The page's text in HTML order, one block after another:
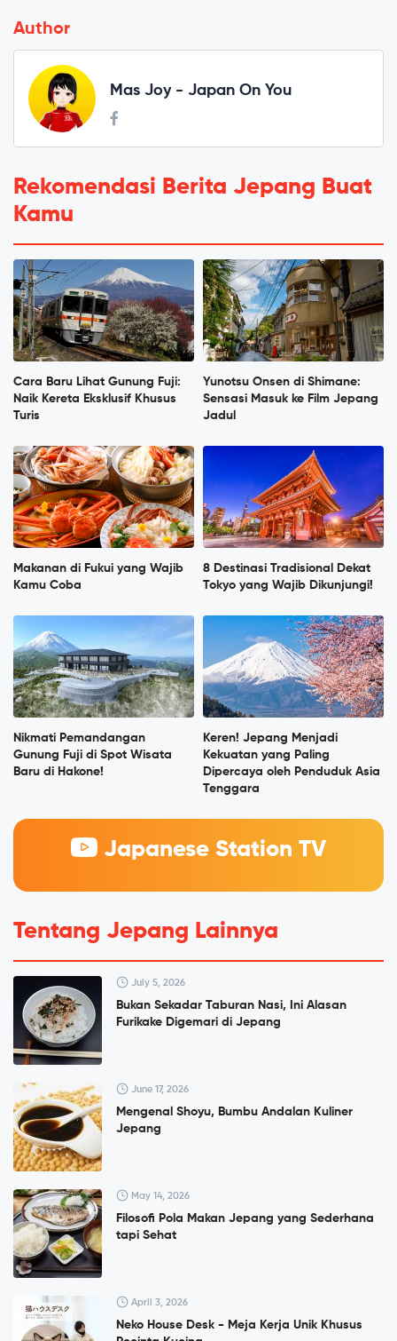
Author
Mas Joy - Japan On You
Rekomendasi Berita Jepang Buat
Kamu
Cara Baru Lihat Gunung Fuji:
Naik Kereta Eksklusif Khusus
Turis
Yunotsu Onsen di Shimane:
Sensasi Masuk ke Film Jepang
Jadul
Makanan di Fukui yang Wajib
Kamu Coba
8 Destinasi Tradisional Dekat
Tokyo yang Wajib Dikunjungi!
Nikmati Pemandangan
Gunung Fuji di Spot Wisata
Baru di Hakone!
Keren! Jepang Menjadi
Kekuatan yang Paling
Dipercaya oleh Penduduk Asia
Tenggara
Japanese Station TV
Tentang Jepang Lainnya
July 5, 2026
Bukan Sekadar Taburan Nasi, Ini Alasan
Furikake Digemari di Jepang
June 17, 2026
Mengenal Shoyu, Bumbu Andalan Kuliner
Jepang
May 14, 2026
Filosofi Pola Makan Jepang yang Sederhana
tapi Sehat
April 3, 2026
Neko House Desk - Meja Kerja Unik Khusus